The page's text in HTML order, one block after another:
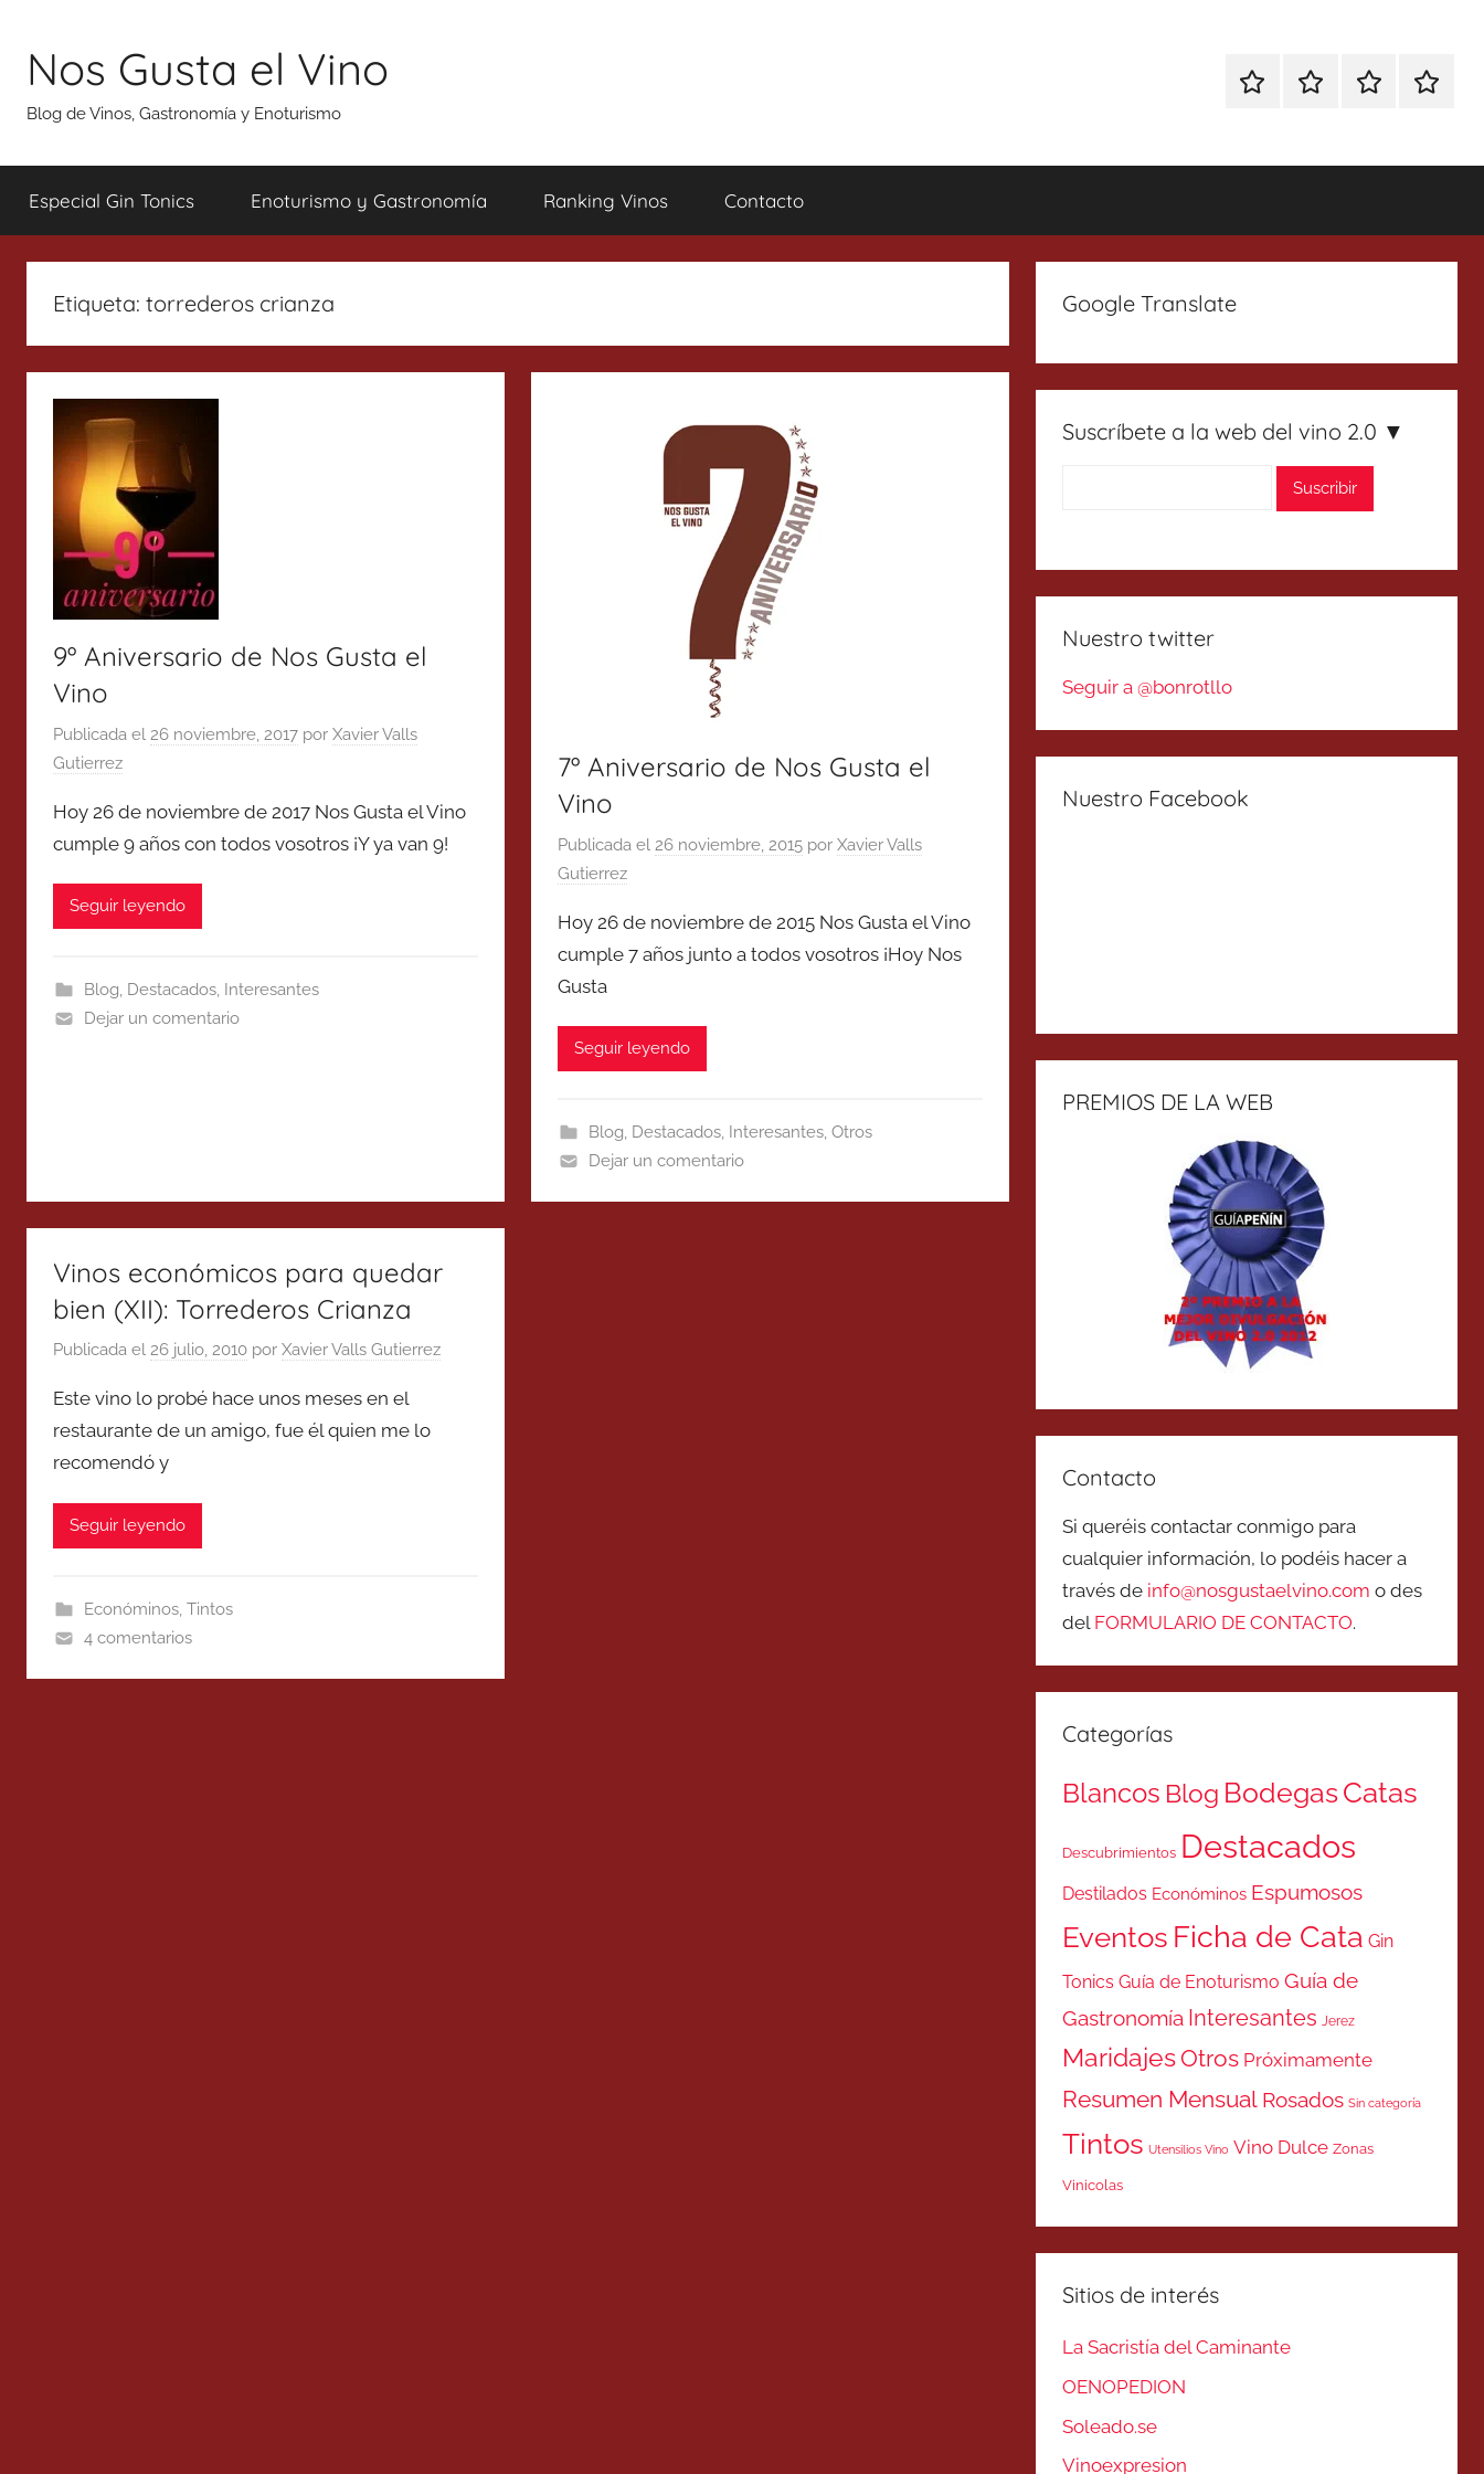
contenido
Nos Gusta el Vino
Blog de Vinos, Gastronomía y Enoturismo
EspecialEnoturismoRanking
Especial Gin Tonics Enoturismo y Gastronomía Ranking Vinos Contacto
Etiqueta: torrederos crianza
9º Aniversario de Nos Gusta el
Vino
Publicada el 26 noviembre, 2017 por Xavier Valls
Gutierrez
Hoy 26 de noviembre de 2017 Nos Gusta el Vino
cumple 9 años con todos vosotros ¡Y ya van 9!
Seguir leyendo
Blog, Destacados, Interesantes
Dejar un comentario
7º Aniversario de Nos Gusta el
Vino
Publicada el 26 noviembre, 2015 porXavier Valls
Gutierrez
Hoy 26 de noviembre de 2015 Nos Gusta el Vino
cumple 7 años junto a todos vosotros ¡Hoy Nos
Gusta
Seguir leyendo
Blog, Destacados, Interesantes, Otros
Dejar un comentario
Vinos económicos para quedar
bien (XII): Torrederos Crianza
Publicada el 26 julio, 2010 por Xavier Valls Gutierrez
Este vino lo probé hace unos meses en el
restaurante de un amigo, fue él quien me lo
recomendó y
Seguir leyendo
Económinos, Tintos
4 comentarios
Google Translate
Suscríbete a la web del vino 2.0 ▼
Nuestro twitter
Seguir a @bonrotllo
Nuestro Facebook
PREMIOS DE LA WEB
Contacto
Si queréis contactar conmigo para
cualquier información, lo podéis hacer a
través de info@nosgustaelvino.com o des
del FORMULARIO DE CONTACTO.
Categorías
Blancos Blog BodegasCatas
Descubrimientos Destacados
Destilados Económinos Espumosos
Eventos Ficha de Cata Gin
Tonics Guía de Enoturismo Guía de
Gastronomía Interesantes Jerez
MaridajesOtros Próximamente
Resumen Mensual Rosados Sin categoría
Tintos Utensilios Vino Vino Dulce Zonas
Vinicolas
Sitios de interés
La Sacristía del Caminante
OENOPEDION
Soleado.se
Vinoexpresion